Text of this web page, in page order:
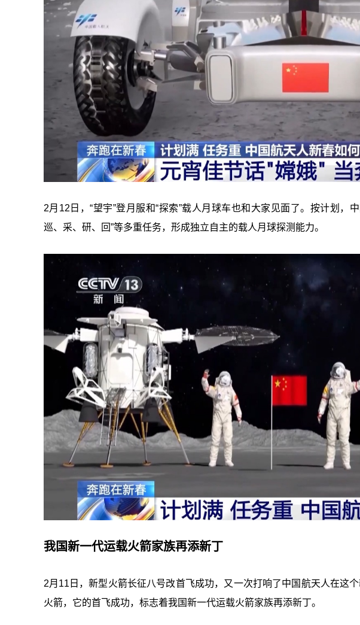
2月12日，“望宇”登月服和“探索”载人月球车也和大家见面了。按计划，
巡、采、研、回”等多重任务，形成独立自主的载人月球探测能力。
我国新一代运载火箭家族再添新丁
2月11日，新型火箭长征八号改首飞成功，又一次打响了中国航天人在这
火箭，它的首飞成功，标志着我国新一代运载火箭家族再添新丁。